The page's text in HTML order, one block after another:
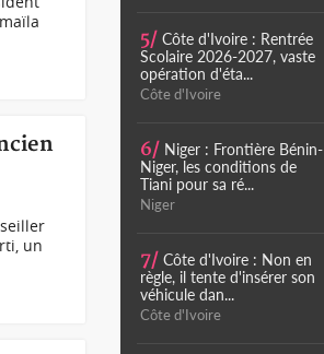
un
5/ Côte d'Ivoire : Rentrée
Scolaire 2026-2027, vaste
opération d'éta...
Côte d'Ivoire
6/ Niger : Frontière Bénin-
Niger, les conditions de
Tiani pour sa ré...
Niger
7/ Côte d'Ivoire : Non en
règle, il tente d'insérer son
véhicule dan...
Côte d'Ivoire